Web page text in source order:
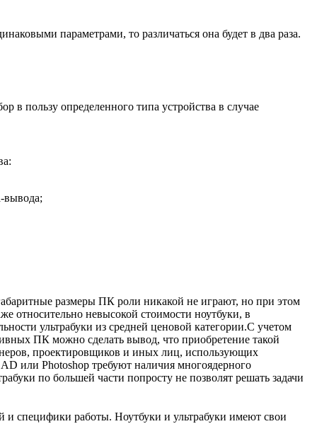
параметрами, то различаться она будет в два раза.
в пользу определенного типа устройства в случае
вывода;
размеры ПК роли никакой не играют, но при этом
относительно невысокой стоимости ноутбуки, в
ультрабуки из средней ценовой категории.С учетом
ПК можно сделать вывод, что приобретение такой
проектировщиков и иных лиц, использующих
или Photoshop требуют наличия многоядерного
по большей части попросту не позволят решать задачи
и специфики работы. Ноутбуки и ультрабуки имеют свои